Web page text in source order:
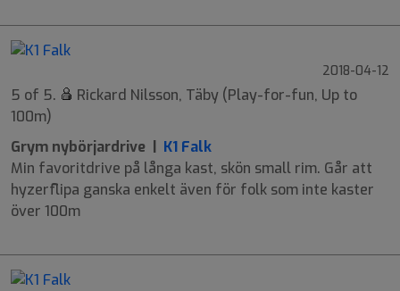
2018-04-12
5 of 5.
Rickard Nilsson, Täby (Play-for-fun, Up to
100m)
Grym nybörjardrive | K1 Falk
Min favoritdrive på långa kast, skön small rim. Går att
hyzerflipa ganska enkelt även för folk som inte kaster
över 100m